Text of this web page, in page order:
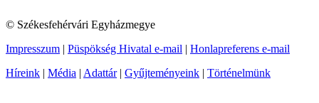
© Székesfehérvári Egyházmegye
Impresszum | Püspökség Hivatal e-mail | Honlapreferens e-mail
Híreink | Média | Adattár| Gyűjteményeink | Történelmünk